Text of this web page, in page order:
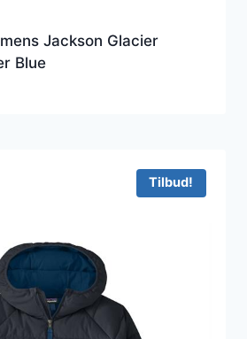
Jackson Glacier
Blue
Tilbud!